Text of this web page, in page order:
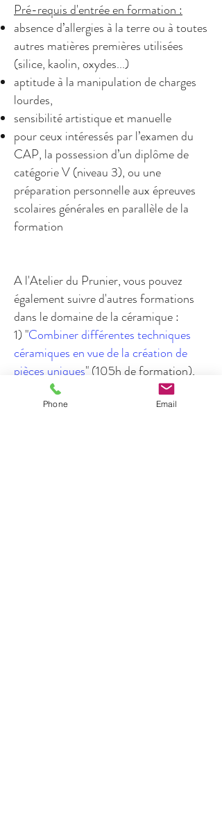
Pré-requis d'entrée en formation :
absence d’allergies à la terre ou à toutes
autres matières premières utilisées
(silice, kaolin, oxydes...)
aptitude à la manipulation de charges
lourdes,
sensibilité artistique et manuelle
pour ceux intéressés par l’examen du
CAP, la possession d’un diplôme de
catégorie V (niveau 3), ou une
préparation personnelle aux épreuves
scolaires générales en parallèle de la
formation
A l'Atelier du Prunier, vous pouvez
également suivre d'autres formations
dans le domaine de la céramique :
1) "Combiner différentes techniques
céramiques en vue de la création de
pièces uniques" (105h de formation),
également éligible au CPF
Pour consulter le référentiel de la
Phone Email